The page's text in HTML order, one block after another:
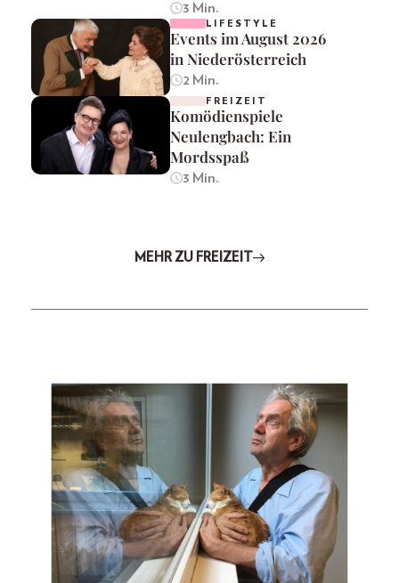
3 Min.
LIFESTYLE
Events im August 2026
in Niederösterreich
2 Min.
FREIZEIT
Komödienspiele
Neulengbach: Ein
Mordsspaß
3 Min.
MEHR ZU FREIZEIT